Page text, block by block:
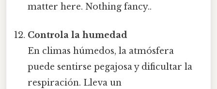
matter here. Nothing fancy..
Controla la humedad
En climas húmedos, la atmósfera
puede sentirse pegajosa y dificultar la
respiración. Lleva un